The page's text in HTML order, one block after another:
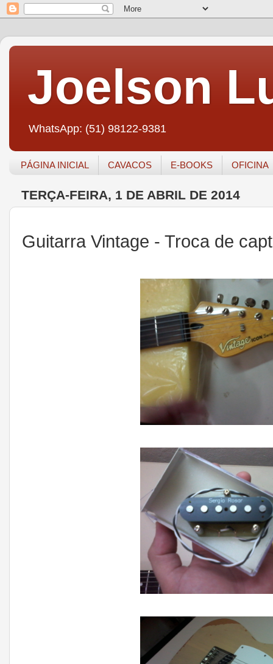
Joelson
WhatsApp: (51) 98122-9381
PÁGINA INICIAL CAVACOS E-BOOKS OFICINA
TERÇA-FEIRA, 1 DE ABRIL DE 2014
Guitarra Vintage - Troca de